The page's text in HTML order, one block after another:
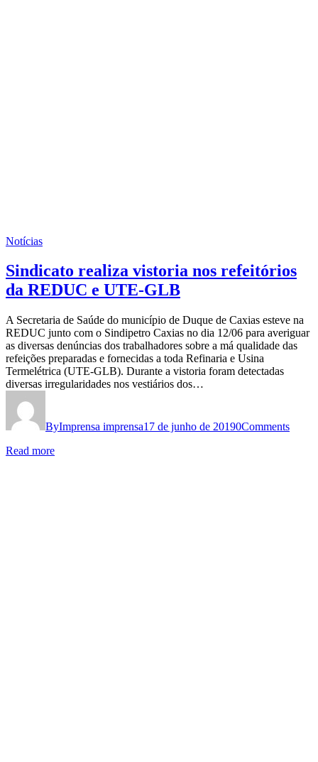
Notícias
Sindicato realiza vistoria nos refeitórios
da REDUC e UTE-GLB
A Secretaria de Saúde do município de Duque de Caxias esteve na
REDUC junto com o Sindipetro Caxias no dia 12/06 para averiguar
as diversas denúncias dos trabalhadores sobre a má qualidade das
refeições preparadas e fornecidas a toda Refinaria e Usina
Termelétrica (UTE-GLB). Durante a vistoria foram detectadas
diversas irregularidades nos vestiários dos…
ByImprensa imprensa17 de junho de 20190Comments
Read more